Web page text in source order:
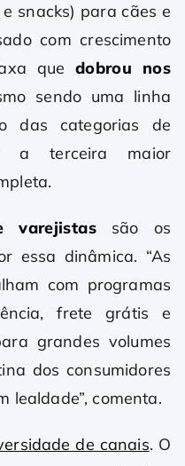
snacks) para cães e
com crescimento
que dobrou nos
sendo uma linha
das categorias de
a terceira maior
varejistassão os
essa dinâmica. “As
com programas
frete grátis e
grandes volumes
dos consumidores
lealdade”, comenta.
de canais. O